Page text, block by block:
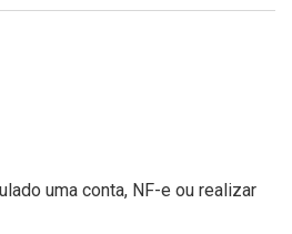
uma conta, NF-e ou realizar